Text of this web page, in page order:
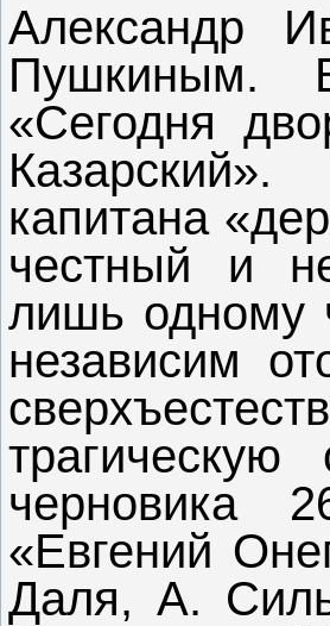
Александр
Пушкиным.
«Сегодня
капитана
честный и
лишь одному
независим
черновика
«Евгений
Даля, А.